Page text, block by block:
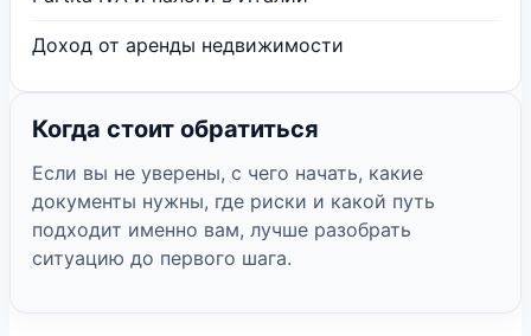
Доход от аренды недвижимости
Когда стоит обратиться
Если вы не уверены, с чего начать, какие
документы нужны, где риски и какой путь
подходит именно вам, лучше разобрать
ситуацию до первого шага.